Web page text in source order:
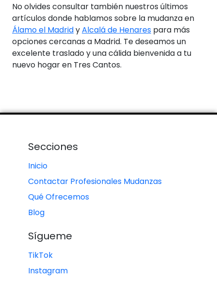
No olvides consultar también nuestros últimos
artículos donde hablamos sobre la mudanza en
Álamo el MadridyAlcalá de Henares para más
opciones cercanas a Madrid. Te deseamos un
excelente traslado y una cálida bienvenida a tu
nuevo hogar en Tres Cantos.
Secciones
Inicio
Contactar Profesionales Mudanzas
Qué Ofrecemos
Blog
Sígueme
TikTok
Instagram